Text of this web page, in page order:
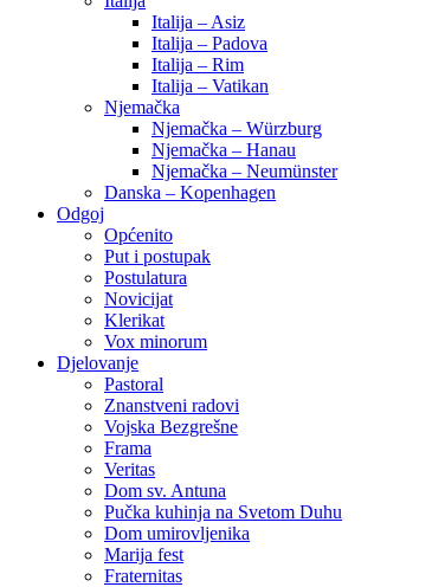
Italija – Asiz
Italija – Padova
Italija – Rim
Italija – Vatikan
Njemačka
Njemačka – Würzburg
Njemačka – Hanau
Njemačka – Neumünster
Danska – Kopenhagen
Odgoj
Općenito
Put i postupak
Postulatura
Novicijat
Klerikat
Vox minorum
Djelovanje
Pastoral
Znanstveni radovi
Vojska Bezgrešne
Frama
Veritas
Dom sv. Antuna
Pučka kuhinja na Svetom Duhu
Dom umirovljenika
Marija fest
Fraternitas